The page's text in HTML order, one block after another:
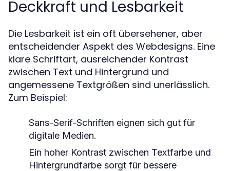
Deckkraft und Lesbarkeit
Die Lesbarkeit ist ein oft übersehener, aber
entscheidender Aspekt des Webdesigns. Eine
klare Schriftart, ausreichender Kontrast
zwischen Text und Hintergrund und
angemessene Textgrößen sind unerlässlich.
Zum Beispiel:
Sans-Serif-Schriften eignen sich gut für
digitale Medien.
Ein hoher Kontrast zwischen Textfarbe und
Hintergrundfarbe sorgt für bessere